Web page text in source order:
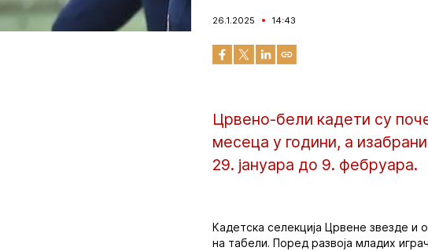
26.1.2025 14:43
Црвено-бели кадети су
месеца у години, а
29. јануара до 9. фебруара.
Кадетска селекција Црвене звезде и
на табели. Поред развоја младих